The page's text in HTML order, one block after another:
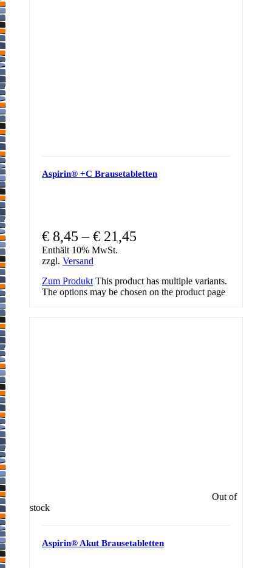
Aspirin® +C Brausetabletten
€ 8,45 –€ 21,45
Enthält 10% MwSt.
zzgl. Versand
Zum Produkt This product has multiple variants.
The options may be chosen on the product page
Out of
stock
Aspirin® Akut Brausetabletten